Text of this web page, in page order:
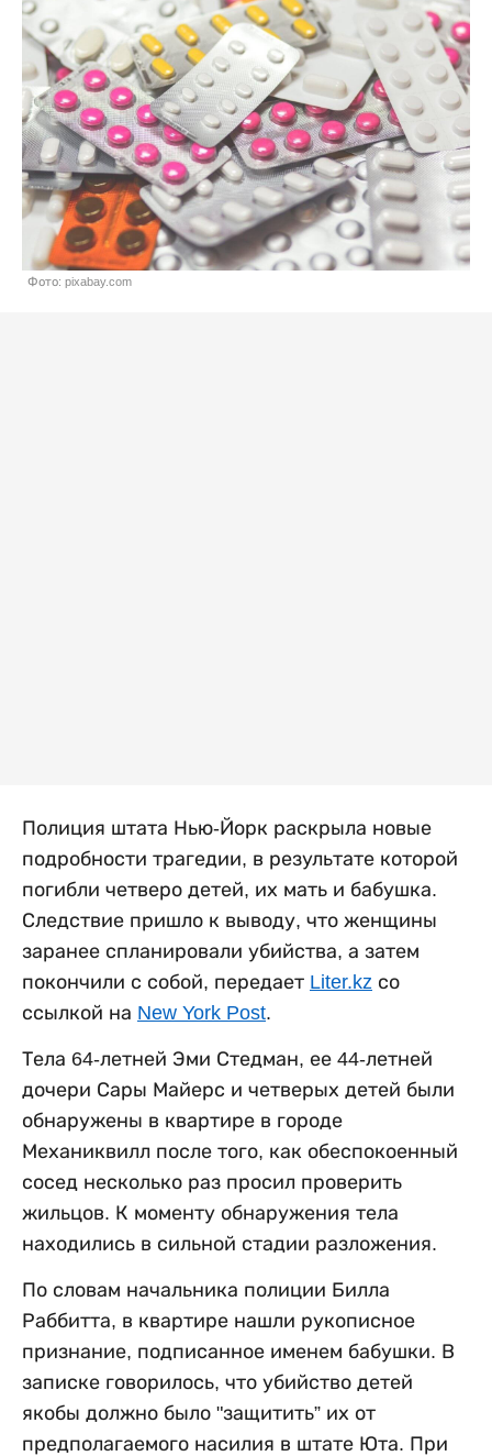
Фото: pixabay.com
Полиция штата Нью-Йорк раскрыла новые
подробности трагедии, в результате которой
погибли четверо детей, их мать и бабушка.
Следствие пришло к выводу, что женщины
заранее спланировали убийства, а затем
покончили с собой, передает Liter.kz со
ссылкой на New York Post.
Тела 64-летней Эми Стедман, ее 44-летней
дочери Сары Майерс и четверых детей были
обнаружены в квартире в городе
Механиквилл после того, как обеспокоенный
сосед несколько раз просил проверить
жильцов. К моменту обнаружения тела
находились в сильной стадии разложения.
По словам начальника полиции Билла
Раббитта, в квартире нашли рукописное
признание, подписанное именем бабушки. В
записке говорилось, что убийство детей
якобы должно было "защитить” их от
предполагаемого насилия в штате Юта. При